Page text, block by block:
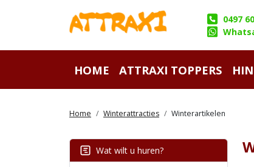
0497
HOME ATTRAXI TOPPERS
Home Winterattracties Winterartikelen
Wat wilt u huren?